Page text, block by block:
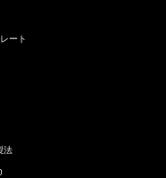
ート
法